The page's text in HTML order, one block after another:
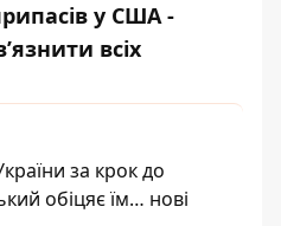
у США -
всіх
за крок до
обіцяє їм… нові